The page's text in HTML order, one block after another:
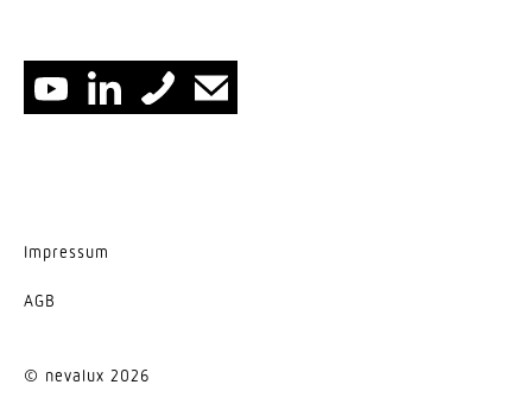
Impressum
AGB
© nevalux 2026